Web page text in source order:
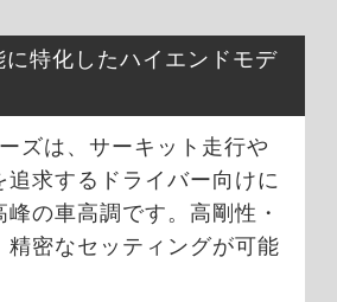
に特化したハイエンドモデ
ズは、サーキット走行や
追求するドライバー向けに
の車高調です。高剛性・
精密なセッティングが可能